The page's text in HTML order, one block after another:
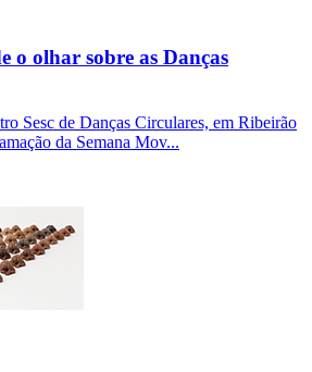
o olhar sobre as Danças
Sesc de Danças Circulares, em Ribeirão
da Semana Mov...